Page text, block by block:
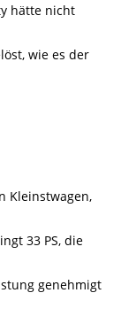
hätte nicht
wie es der
Kleinstwagen,
33 PS, die
genehmigt